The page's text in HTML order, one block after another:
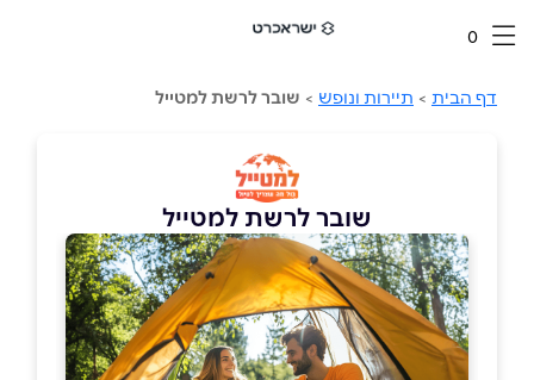
0
דף הבית > תיירות ונופש > שובר לרשת למטייל
שובר לרשת למטייל